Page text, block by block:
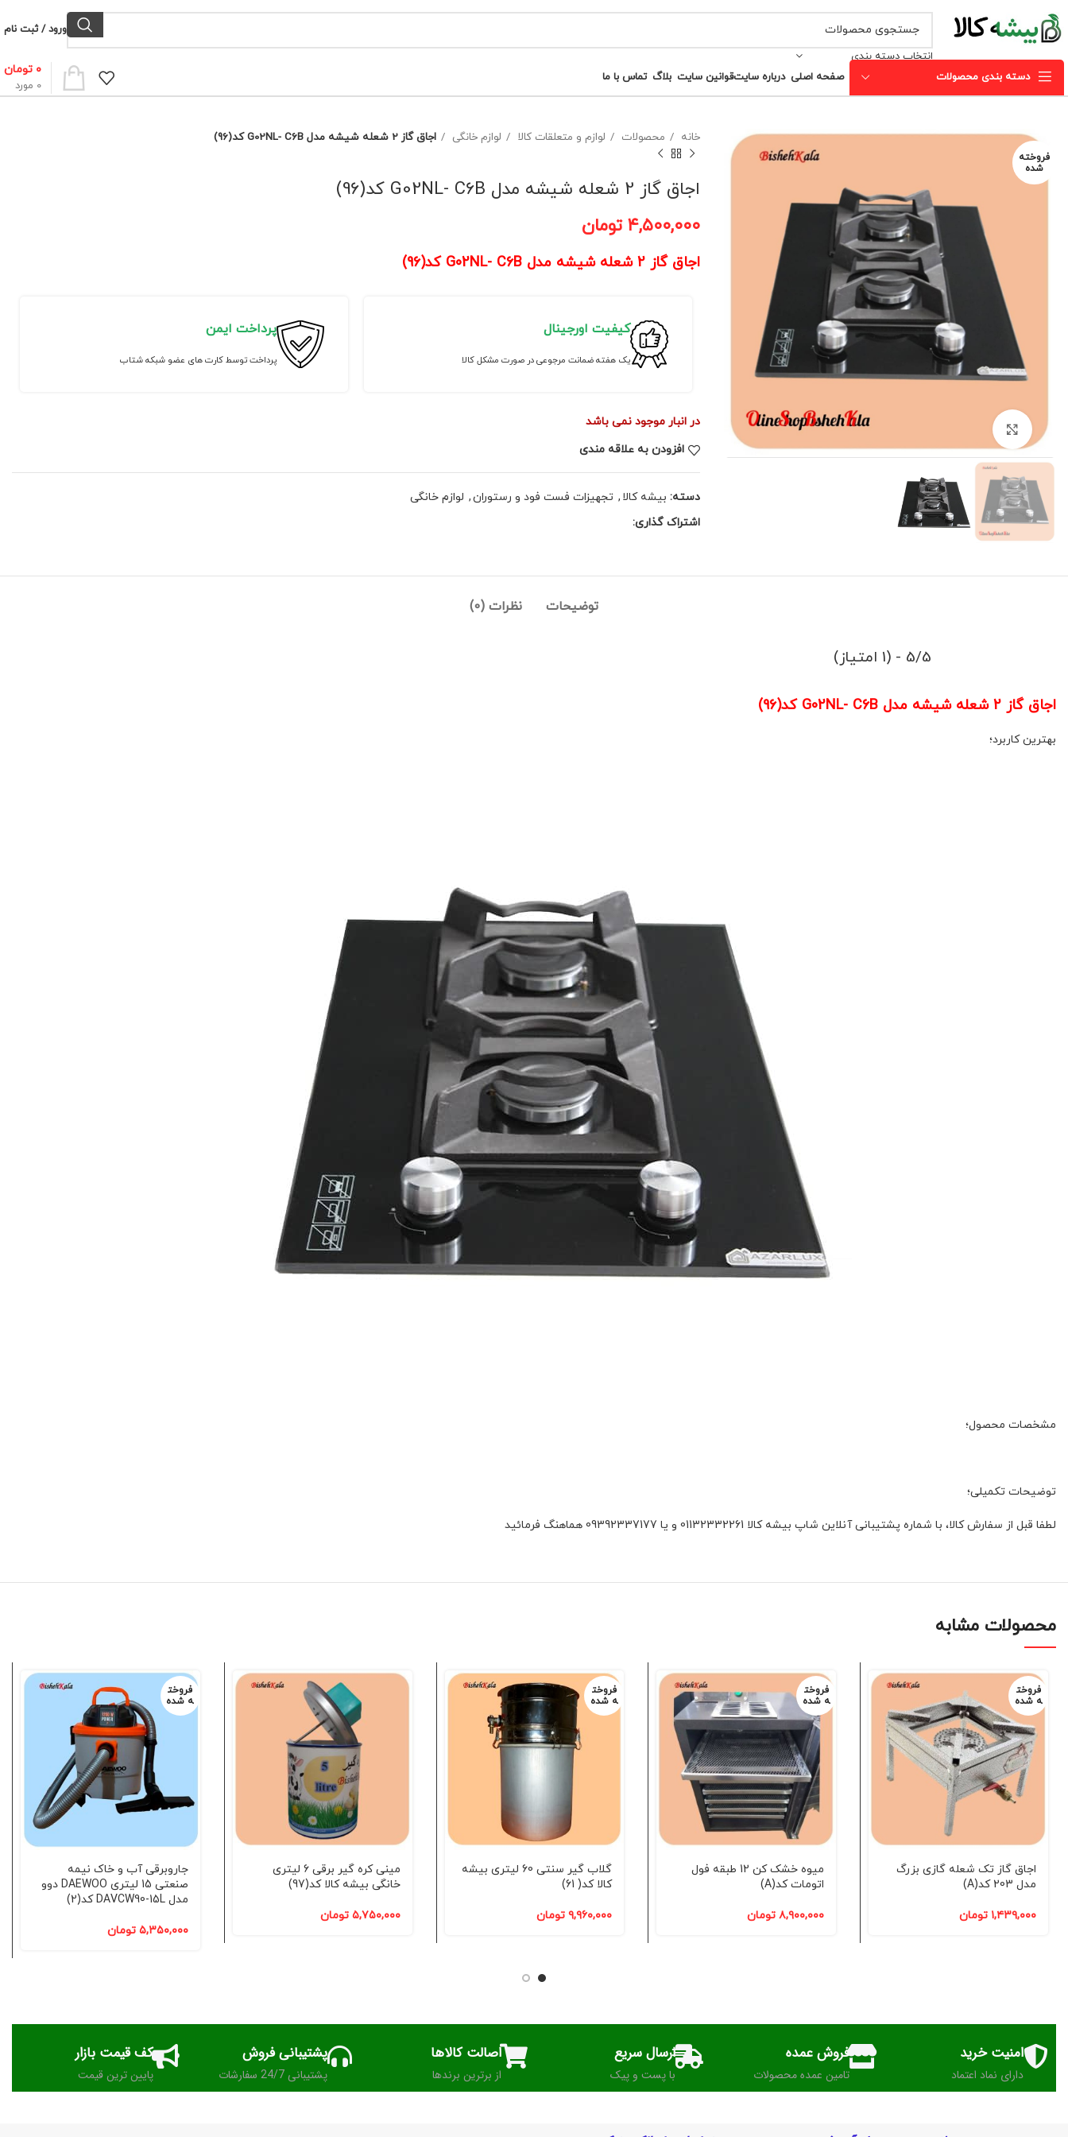
انتخاب دسته بندی
ورود / ثبت نام
دسته بندی محصولات صفحه اصلی درباره سایتقوانین سایت بلاگ تماس با ما
0 مورد
۰ تومان
فروخته
شده
خانه محصولات لوازم و متعلقات کالا لوازم خانگی اجاق گاز 2 شعله شیشه مدل G02NL- C6B کد(96)
اجاق گاز 2 شعله شیشه مدل G02NL- C6B کد(96)
۴,۵۰۰,۰۰۰ تومان
اجاق گاز 2 شعله شیشه مدل G02NL- C6B کد(96)
کیفیت اورجینال
یک هفته ضمانت مرجوعی در صورت مشکل کالا
پرداخت ایمن
پرداخت توسط کارت های عضو شبکه شتاب
در انبار موجود نمی باشد
افزودن به علاقه مندی
دسته: بیشه کالا , تجهیزات فست فود و رستوران, لوازم خانگی
اشتراک گذاری:
توضیحات نظرات (0)
5/5 - (1 امتیاز)
اجاق گاز 2 شعله شیشه مدل G02NL- C6B کد(96)
بهترین کاربرد؛
مشخصات محصول؛
توضیحات تکمیلی؛
لطفا قبل از سفارش کالا، با شماره پشتیبانی آنلاین شاپ بیشه کالا 01132332261 و یا 09392337177 هماهنگ فرمائید
محصولات مشابه
فروخت
ه شده
اجاق گاز تک شعله گازی بزرگ
مدل 203 کد(A)
۱,۴۳۹,۰۰۰ تومان
فروخت
ه شده
میوه خشک کن 12 طبقه فول
اتومات کد(A)
۸,۹۰۰,۰۰۰ تومان
فروخت
ه شده
گلاب گیر سنتی 60 لیتری بیشه
کالا کد( 61)
۹,۹۶۰,۰۰۰ تومان
مینی کره گیر برقی 6 لیتری
خانگی بیشه کالا کد(97)
۵,۷۵۰,۰۰۰ تومان
فروخت
ه شده
جاروبرقی آب و خاک نیمه
صنعتی 15 لیتری DAEWOO دوو
مدل DAVCW90-15L کد(2)
۵,۳۵۰,۰۰۰ تومان
امنیت خرید
دارای نماد اعتماد
فروش عمده
تامین عمده محصولات
ارسال سریع
با پست و پیک
اصالت کالاها
از برترین برندها
پشتیبانی فروش
پشتیبانی 24/7 سفارشات
کف قیمت بازار
پایین ترین قیمت